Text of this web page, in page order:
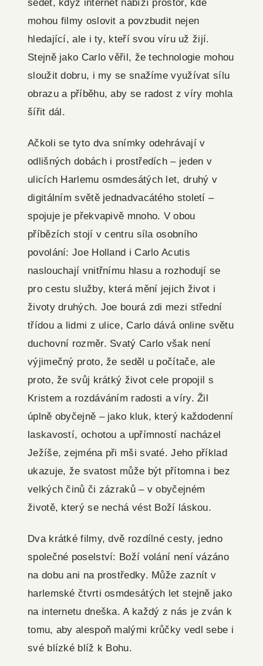
sedět, když internet nabízí prostor, kde
mohou filmy oslovit a povzbudit nejen
hledající, ale i ty, kteří svou víru už žijí.
Stejně jako Carlo věřil, že technologie mohou
sloužit dobru, i my se snažíme využívat sílu
obrazu a příběhu, aby se radost z víry mohla
šířit dál.
Ačkoli se tyto dva snímky odehrávají v
odlišných dobách i prostředích – jeden v
ulicích Harlemu osmdesátých let, druhý v
digitálním světě jednadvacátého století –
spojuje je překvapivě mnoho. V obou
příbězích stojí v centru síla osobního
povolání: Joe Holland i Carlo Acutis
naslouchají vnitřnímu hlasu a rozhodují se
pro cestu služby, která mění jejich život i
životy druhých. Joe bourá zdi mezi střední
třídou a lidmi z ulice, Carlo dává online světu
duchovní rozměr. Svatý Carlo však není
výjimečný proto, že seděl u počítače, ale
proto, že svůj krátký život cele propojil s
Kristem a rozdáváním radosti a víry. Žil
úplně obyčejně – jako kluk, který každodenní
laskavostí, ochotou a upřímností nacházel
Ježíše, zejména při mši svaté. Jeho příklad
ukazuje, že svatost může být přítomna i bez
velkých činů či zázraků – v obyčejném
životě, který se nechá vést Boží láskou.
Dva krátké filmy, dvě rozdílné cesty, jedno
společné poselství: Boží volání není vázáno
na dobu ani na prostředky. Může zaznít v
harlemské čtvrti osmdesátých let stejně jako
na internetu dneška. A každý z nás je zván k
tomu, aby alespoň malými krůčky vedl sebe i
své blízké blíž k Bohu.